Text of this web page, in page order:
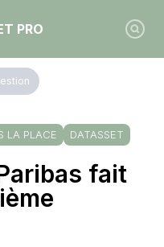
PRO
LA PLACE DATASSET
fait